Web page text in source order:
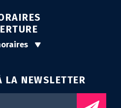
LA NEWSLETTER